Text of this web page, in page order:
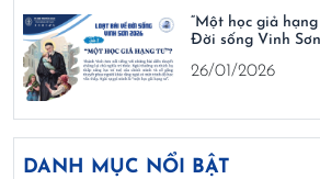
“Một học giả
Đời sống Vinh
26/01/2026
DANH MỤC NỔI BẬT